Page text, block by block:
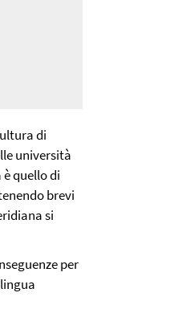
di
università
quello di
brevi
si
per